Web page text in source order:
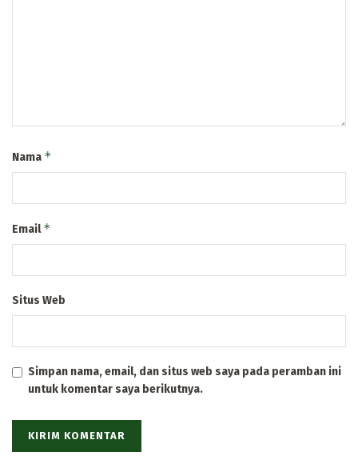
Nama *
Email*
Situs Web
Simpan nama, email, dan situs web saya pada peramban ini
untuk komentar saya berikutnya.